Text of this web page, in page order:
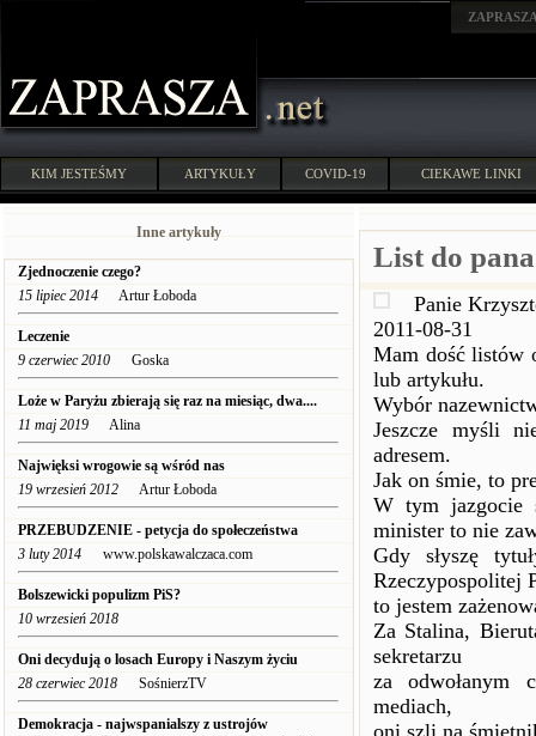
KIM JESTEŚMY ARTYKUŁY COVID-19 CIEKAWE LINKI
Inne artykuły
Zjednoczenie czego?
15 lipiec 2014 Artur Łoboda
Leczenie
9 czerwiec 2010 Goska
Loże w Paryżu zbierają się raz na miesiąc, dwa....
11 maj 2019 Alina
Najwięksi wrogowie są wśród nas
19 wrzesień 2012 Artur Łoboda
PRZEBUDZENIE - petycja do społeczeństwa
3 luty 2014 www.polskawalczaca.com
Bolszewicki populizm PiS?
10 wrzesień 2018
Oni decydują o losach Europy i Naszym życiu
28 czerwiec 2018 SośnierzTV
Demokracja - najwspanialszy z ustrojów
List do
Panie
2011-08-31
Mam dość listów
lub artykułu.
Wybór
Jeszcze myśli
adresem.
Jak on śmie, to
W tym jazgocie
minister to nie
Gdy słyszę
Rzeczypospolitej
to jestem
Za Stalina,
sekretarzu
za odwołanym
mediach,
oni szli na